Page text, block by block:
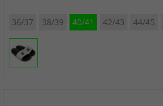
36/37 38/39 40/41 42/43 44/45